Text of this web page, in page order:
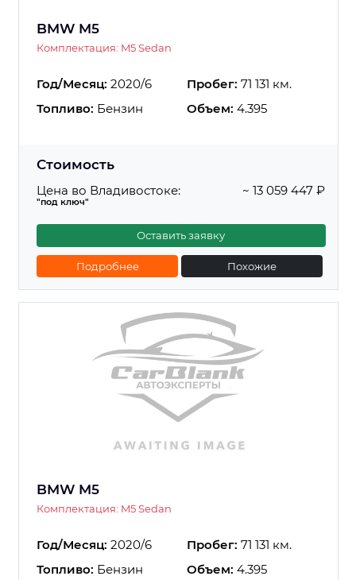
BMW M5
Комплектация: M5 Sedan
Год/Месяц: 2020/6 Пробег: 71 131 км.
Топливо: Бензин Объем: 4.395
Стоимость
Цена во Владивостоке:
"под ключ"
~ 13 059 447 ₽
Оставить заявку
Подробнее Похожие
BMW M5
Комплектация: M5 Sedan
Год/Месяц: 2020/6 Пробег: 71 131 км.
Топливо: Бензин Объем: 4.395